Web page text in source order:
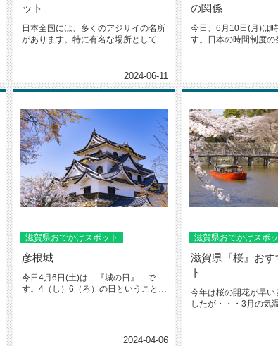
ット
日本全国には、多くのアジサイの名所
があります。特に有名な場所としては
2024-06-11
の関係
今日、6月10日(月)は
す。日本の時間制度の
滋賀県おでかけスポット
彦根城
今日4月6日(土)は 『城の日』 で
す。4（し）6（ろ）の日ということで
2024-04-06
滋賀県おでかけスポ
滋賀県『桜』おす
ト
今年は桜の開花が早い
したが・・・3月の気